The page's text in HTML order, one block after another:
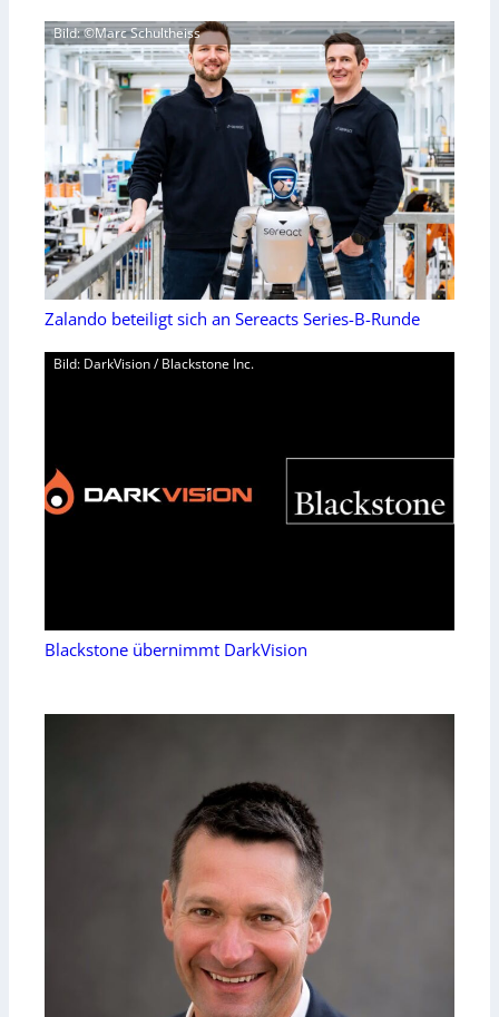
Bild: ©Marc Schultheiss
Zalando beteiligt sich an Sereacts Series-B-Runde
Bild: DarkVision / Blackstone Inc.
Blackstone übernimmt DarkVision